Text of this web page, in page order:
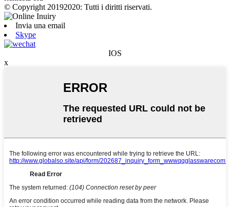
© Copyright 20192020: Tutti i diritti riservati.
Invia una email
Skype
IOS
x